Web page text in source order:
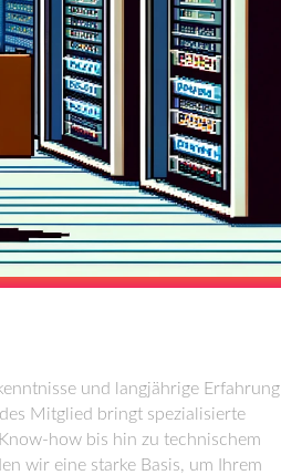
und langjährige Erfahrung
Mitglied bringt spezialisierte
how bis hin zu technischem
wir eine starke Basis, um Ihrem